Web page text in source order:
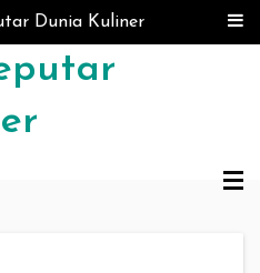
Dunia Kuliner